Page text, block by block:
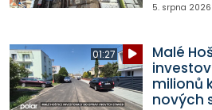
5. srpna 2026
01:27
Malé
milionů
nových